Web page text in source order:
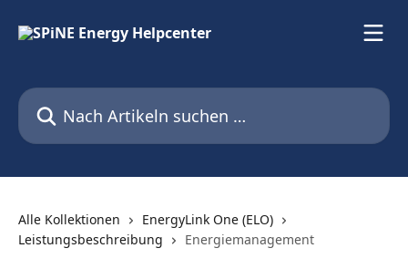
Nach Artikeln suchen …
Alle Kollektionen
EnergyLink One (ELO)
Leistungsbeschreibung
Energiemanagement